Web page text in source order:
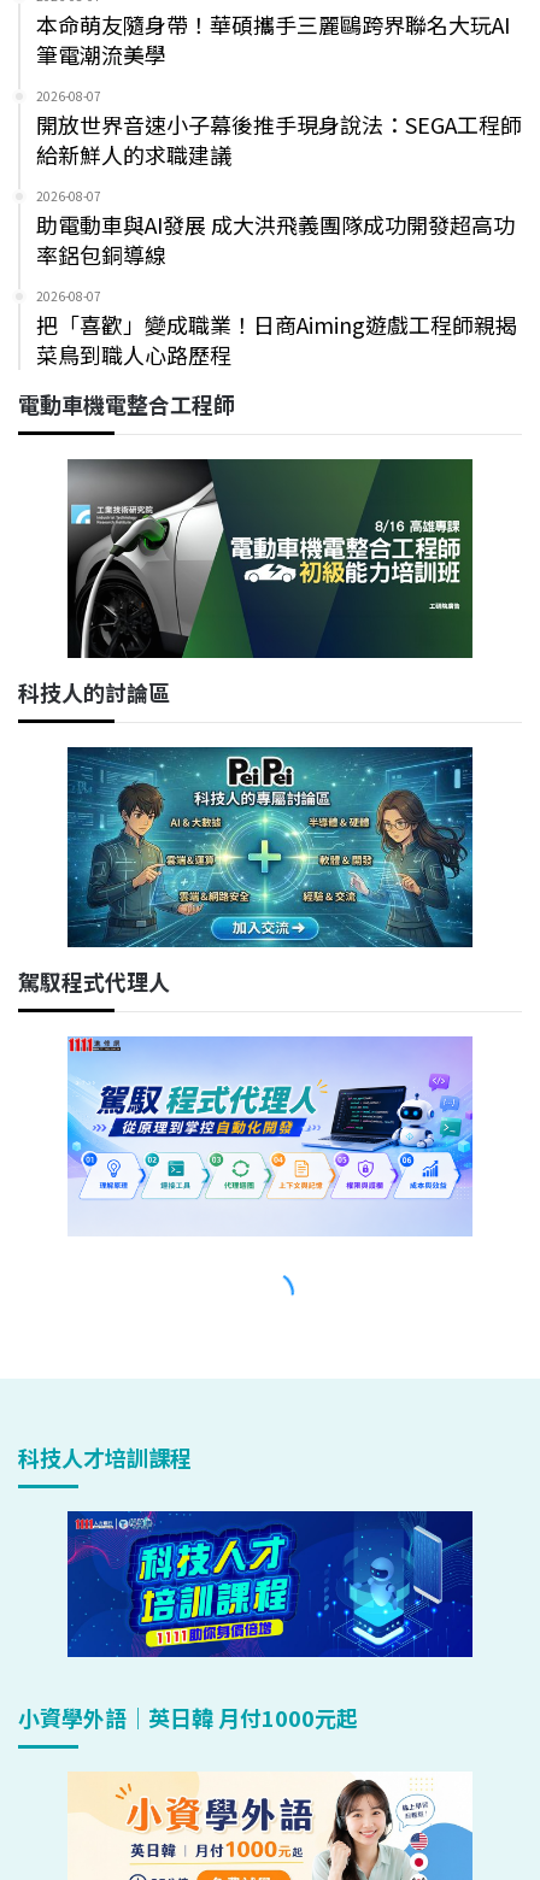
科技人才培訓課程
小資學外語｜英日韓 月付1000元起